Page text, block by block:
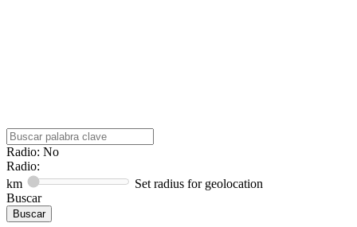
Radio: No
Radio:
km
Set radius for geolocation
Buscar